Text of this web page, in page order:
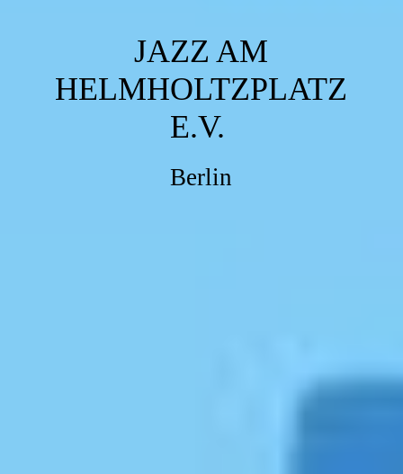
JAZZ AM
HELMHOLTZPLATZ
E.V.
Berlin